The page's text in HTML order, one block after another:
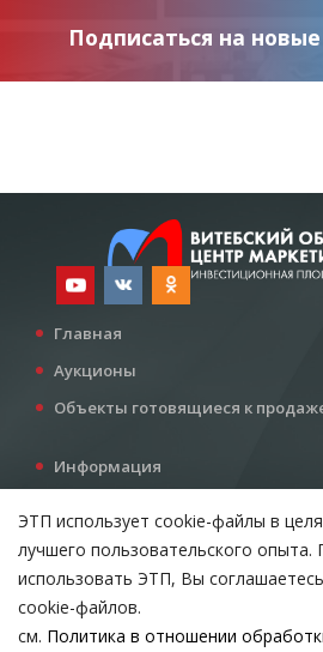
Подписаться на
Главная
Аукционы
Объекты готовящиеся к
Информация
Все для инвестора
Контакты
Возникли вопросы?
ЭТП использует cookie-файлы в
лучшего пользовательского опыта.
использовать ЭТП, Вы
cookie-файлов.
см. Политика в отношении